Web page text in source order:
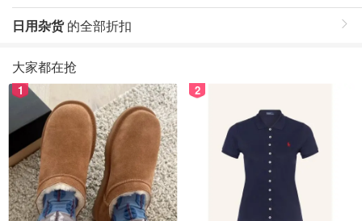
日用杂货的全部折扣
大家都在抢
1 2